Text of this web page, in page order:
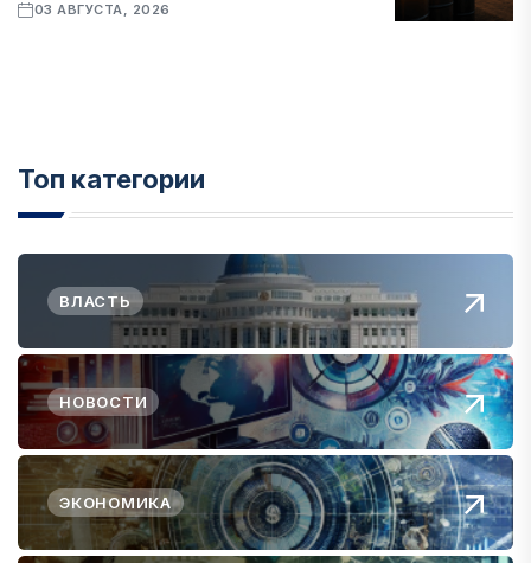
03 АВГУСТА, 2026
Топ категории
ВЛАСТЬ
НОВОСТИ
ЭКОНОМИКА